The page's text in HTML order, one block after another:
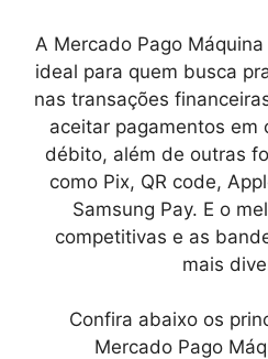
A Mercado Pago
ideal para quem busca
nas transações
aceitar pagamentos em
débito, além de outras
como Pix, QR code,
Samsung Pay. E o
competitivas e as
mais
Confira abaixo os
Mercado Pago